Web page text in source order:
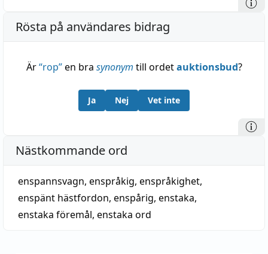
Rösta på användares bidrag
Är“rop”en bra synonym till ordetauktionsbud?
Ja Nej Vet inte
Nästkommande ord
enspannsvagn, enspråkig, enspråkighet,
enspänt hästfordon, enspårig, enstaka,
enstaka föremål, enstaka ord